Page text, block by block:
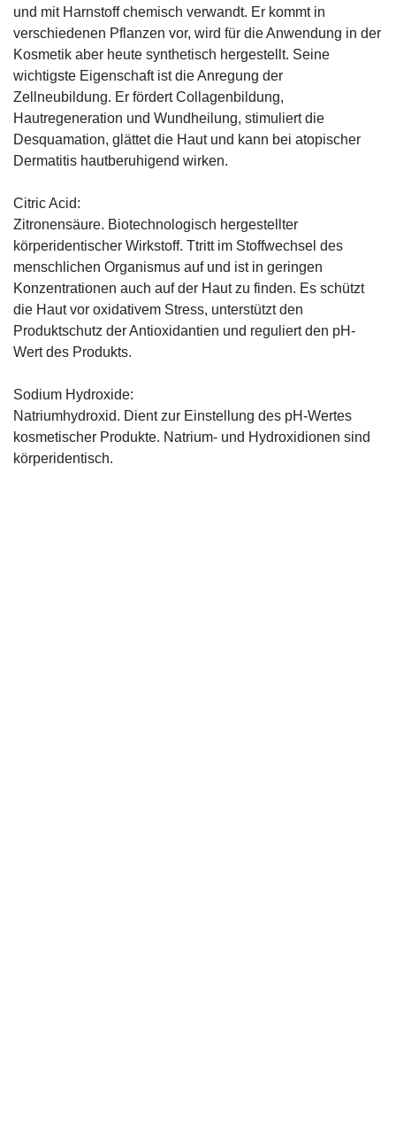
und mit Harnstoff chemisch verwandt. Er kommt in
verschiedenen Pflanzen vor, wird für die Anwendung in der
Kosmetik aber heute synthetisch hergestellt. Seine
wichtigste Eigenschaft ist die Anregung der
Zellneubildung. Er fördert Collagenbildung,
Hautregeneration und Wundheilung, stimuliert die
Desquamation, glättet die Haut und kann bei atopischer
Dermatitis hautberuhigend wirken.
Citric Acid:
Zitronensäure. Biotechnologisch hergestellter
körperidentischer Wirkstoff. Ttritt im Stoffwechsel des
menschlichen Organismus auf und ist in geringen
Konzentrationen auch auf der Haut zu finden. Es schützt
die Haut vor oxidativem Stress, unterstützt den
Produktschutz der Antioxidantien und reguliert den pH-
Wert des Produkts.
Sodium Hydroxide:
Natriumhydroxid. Dient zur Einstellung des pH-Wertes
kosmetischer Produkte. Natrium- und Hydroxidionen sind
körperidentisch.